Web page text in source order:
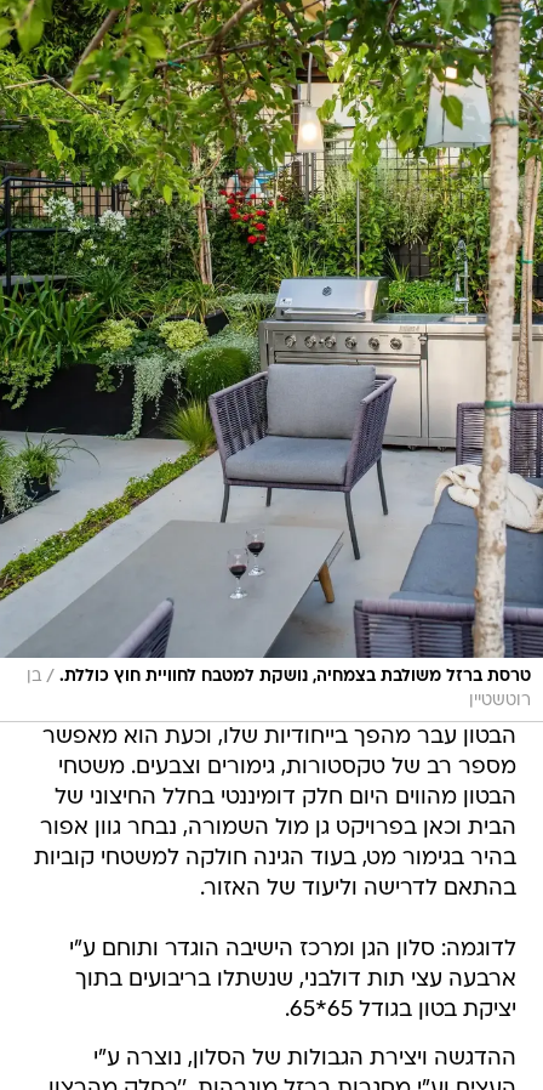
טרסת ברזל משולבת בצמחיה, נושקת למטבח לחוויית חוץ כוללת. / בן
רוטשטיין
הבטון עבר מהפך בייחודיות שלו, וכעת הוא מאפשר
מספר רב של טקסטורות, גימורים וצבעים. משטחי
הבטון מהווים היום חלק דומיננטי בחלל החיצוני של
הבית וכאן בפרויקט גן מול השמורה, נבחר גוון אפור
בהיר בגימור מט, בעוד הגינה חולקה למשטחי קוביות
בהתאם לדרישה וליעוד של האזור.
לדוגמה: סלון הגן ומרכז הישיבה הוגדר ותוחם ע"י
ארבעה עצי תות דולבני, שנשתלו בריבועים בתוך
יציקת בטון בגודל 65*65.
ההדגשה ויצירת הגבולות של הסלון, נוצרה ע"י